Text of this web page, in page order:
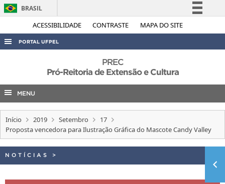
ACESSIBILIDADE CONTRASTE MAPA DO SITE
BRASIL
Simplifique!
Acesso à informação
Legislação
PORTAL UFPEL
AUDITORIA
COBALTO
CONCURSOS
EDITAIS
PREC
Pró-Reitoria de Extensão e Cultura
MENU
Início 2019 Setembro
17
Proposta vencedora para Ilustração Gráfica do Mascote Candy Valley
NOTÍCIAS >